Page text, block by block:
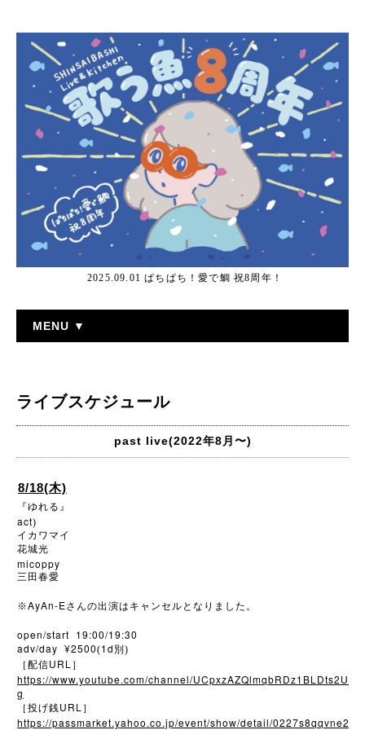
2025.09.01 ぱちぱち！愛で鯛 祝8周年！
MENU ▼
ライブスケジュール
past live(2022年8月〜)
8/18(木)
『ゆれる』
act)
イカワマイ
花城光
micoppy
三田春愛
※AyAn-Eさんの出演はキャンセルとなりました。
open/start 19:00/19:30
adv/day ¥2500(1d 別)
［配信URL ］
https://www.youtube.com/channel/UCpxzAZQlmqbRDz1BLDts2U
g
［投げ銭URL ］
https://passmarket.yahoo.co.jp/event/show/detail/0227s8qqvne2